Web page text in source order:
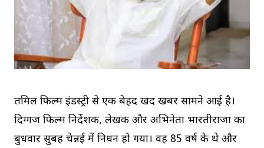
तमिल फिल्म इंडस्ट्री से एक बेहद दुखद खबर सामने आई है।
दिग्गज फिल्म निर्देशक, लेखक और अभिनेता भारतीराजा का
बुधवार सुबह चेन्नई में निधन हो गया। वह 85 वर्ष के थे और